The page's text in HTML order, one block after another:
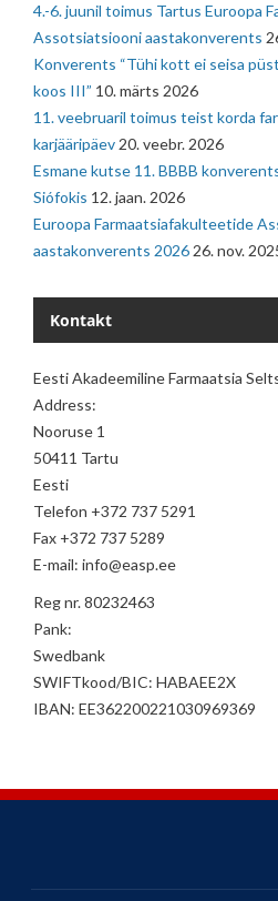
4.-6. juunil toimus Tartus Euroopa
Assotsiatsiooni aastakonverents
Konverents “Tühi kott ei seisa
koos III” 10. märts 2026
11. veebruaril toimus teist korda
karjääripäev 20. veebr. 2026
Esmane kutse 11. BBBB
Siófokis 12. jaan. 2026
Euroopa Farmaatsiafakulteetide
aastakonverents 2026 26. nov.
Kontakt
Eesti Akadeemiline Farmaatsia
Address:
Nooruse 1
50411 Tartu
Eesti
Telefon +372 737 5291
Fax +372 737 5289
E-mail: info@easp.ee
Reg nr. 80232463
Pank:
Swedbank
SWIFTkood/BIC: HABAEE2X
IBAN: EE362200221030969369